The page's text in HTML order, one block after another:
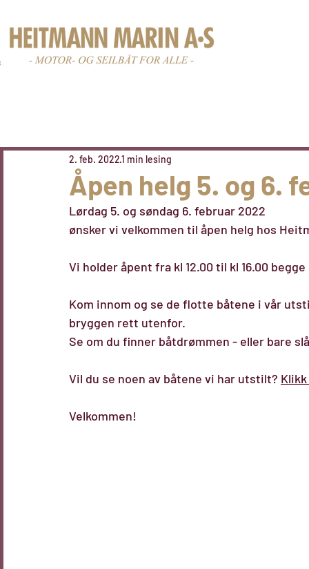
Åpen helg 5. og 6.
2. feb. 20221 min lesing
Lørdag 5. og søndag 6. februar 2022
ønsker vi velkommen til åpen helg hos
Vi holder åpent fra kl 12.00 til kl 16.00
Kom innom og se de flotte båtene i vår
bryggen rett utenfor.
Se om du finner båtdrømmen - eller bare
Vil du se noen av båtene vi har utstilt?
Velkommen!